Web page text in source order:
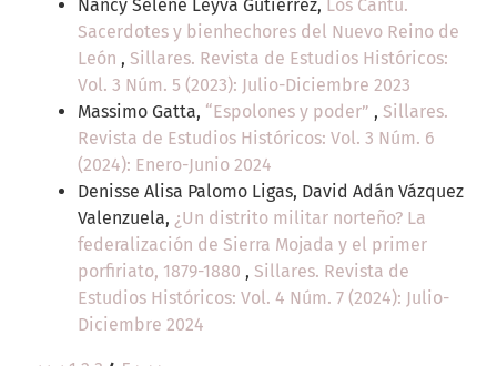
Nancy Selene Leyva Gutiérrez, Los Cantú.
Sacerdotes y bienhechores del Nuevo Reino de
León , Sillares. Revista de Estudios Históricos:
Vol. 3 Núm. 5 (2023): Julio-Diciembre 2023
Massimo Gatta, “Espolones y poder” , Sillares.
Revista de Estudios Históricos: Vol. 3 Núm. 6
(2024): Enero-Junio 2024
Denisse Alisa Palomo Ligas, David Adán Vázquez
Valenzuela, ¿Un distrito militar norteño? La
federalización de Sierra Mojada y el primer
porfiriato, 1879-1880 , Sillares. Revista de
Estudios Históricos: Vol. 4 Núm. 7 (2024): Julio-
Diciembre 2024